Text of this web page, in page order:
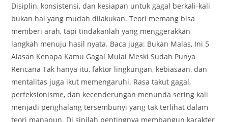
Disiplin, konsistensi, dan kesiapan untuk gagal berkali-kali
bukan hal yang mudah dilakukan. Teori memang bisa
memberi arah, tapi tindakanlah yang menggerakkan
langkah menuju hasil nyata. Baca juga: Bukan Malas, Ini 5
Alasan Kenapa Kamu Gagal Mulai Meski Sudah Punya
Rencana Tak hanya itu, faktor lingkungan, kebiasaan, dan
mentalitas juga ikut memengaruhi. Rasa takut gagal,
perfeksionisme, dan kecenderungan menunda sering kali
menjadi penghalang tersembunyi yang tak terlihat dalam
teori manapun. Di sinilah pentingnya membangun karakter